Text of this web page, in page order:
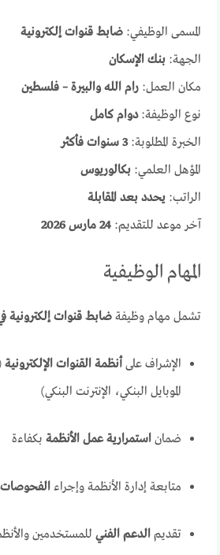
المسمى الوظيفي:ضابط قنوات إلكترونية
الجهة:بنك الإسكان
مكان العمل:رام الله والبيرة – فلسطين
نوع الوظيفة:دوام كامل
الخبرة المطلوبة:3 سنوات فأكثر
المؤهل العلمي:بكالوريوس
الراتب:يحدد بعد المقابلة
آخر موعد للتقديم:24 مارس 2026
المهام الوظيفية
تشمل مهام وظيفةضابط قنوات إلكترونية
الإشراف علىأنظمة القنوات الإلكترونية
الموبايل البنكي، الإنترنت البنكي)
ضماناستمرارية عمل الأنظمة بكفاءة
متابعة إدارة الأنظمة وإجراءالفحوصات
تقديمالدعم الفني للمستخدمين